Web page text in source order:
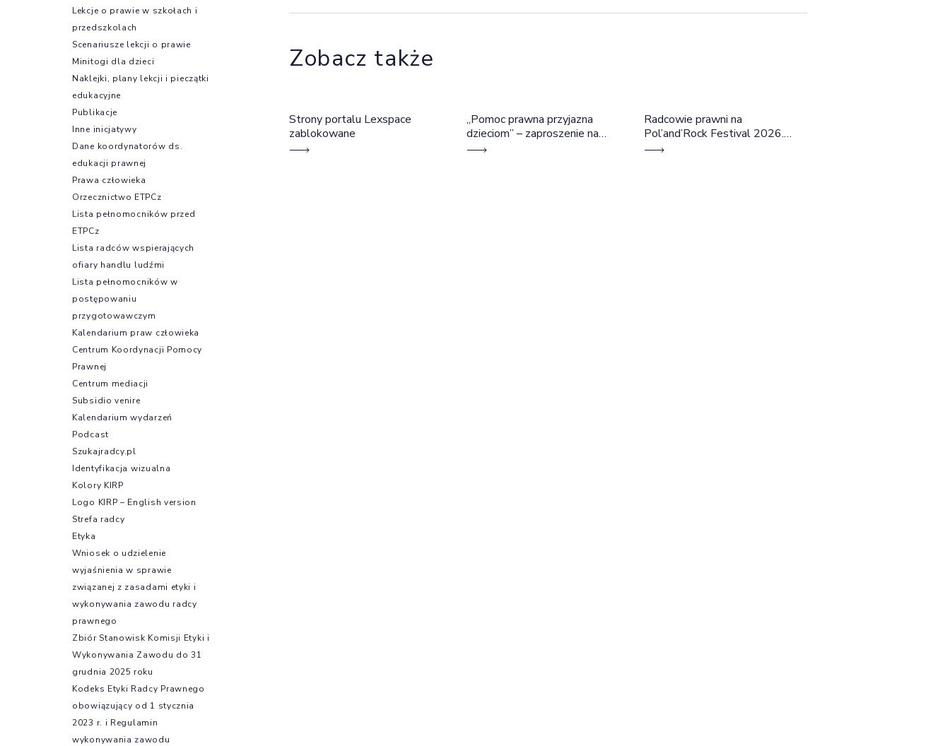
Zobacz także
Strony portalu Lexspace
zablokowane
„Pomoc prawna przyjazna
dzieciom” – zaproszenie na
szkolenie
Radcowie prawni na
Pol’and’Rock Festival 2026.
Cztery dni rozmów, edukacji i
Lekcje o prawie w szkołach i
przedszkolach
Scenariusze lekcji o prawie
Minitogi dla dzieci
Naklejki, plany lekcji i pieczątki
edukacyjne
Publikacje
Inne inicjatywy
Dane koordynatorów ds.
edukacji prawnej
Prawa człowieka
Orzecznictwo ETPCz
Lista pełnomocników przed
ETPCz
Lista radców wspierających
ofiary handlu ludźmi
Lista pełnomocników w
postępowaniu
przygotowawczym
Kalendarium praw człowieka
Centrum Koordynacji Pomocy
Prawnej
Centrum mediacji
Subsidio venire
Kalendarium wydarzeń
Podcast
Szukajradcy.pl
Identyfikacja wizualna
Kolory KIRP
Logo KIRP – English version
Strefa radcy
Etyka
Wniosek o udzielenie
wyjaśnienia w sprawie
związanej z zasadami etyki i
wykonywania zawodu radcy
prawnego
Zbiór Stanowisk Komisji Etyki i
Wykonywania Zawodu do 31
grudnia 2025 roku
Kodeks Etyki Radcy Prawnego
obowiązujący od 1 stycznia
2023 r. i Regulamin
wykonywania zawodu